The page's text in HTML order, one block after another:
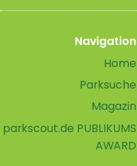
Navigation
Home
Parksuche
Magazin
parkscout.de PUBLIKUMS
AWARD